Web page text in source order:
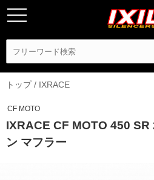
トップ/ IXRACE
CF MOTO
IXRACE CF MOTO 450 SR
ン マフラー